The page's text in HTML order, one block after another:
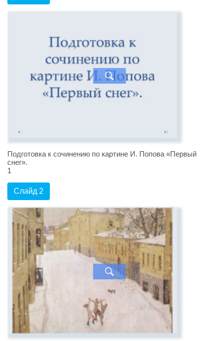
Подготовка к сочинению по картине И. Попова «Первый
снег».
1
Слайд 2